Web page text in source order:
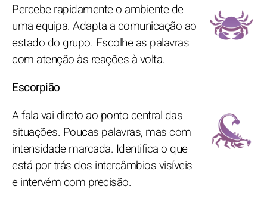
Percebe rapidamente o ambiente de
uma equipa. Adapta a comunicação ao
estado do grupo. Escolhe as palavras
com atenção às reações à volta.
Escorpião
A fala vai direto ao ponto central das
situações. Poucas palavras, mas com
intensidade marcada. Identifica o que
está por trás dos intercâmbios visíveis
e intervém com precisão.